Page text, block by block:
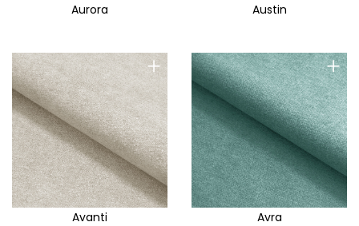
Essenza
Ethan
Euphoria
Eva
Evolution
Fabio
Aurora Austin
+
Avanti
+
Avra